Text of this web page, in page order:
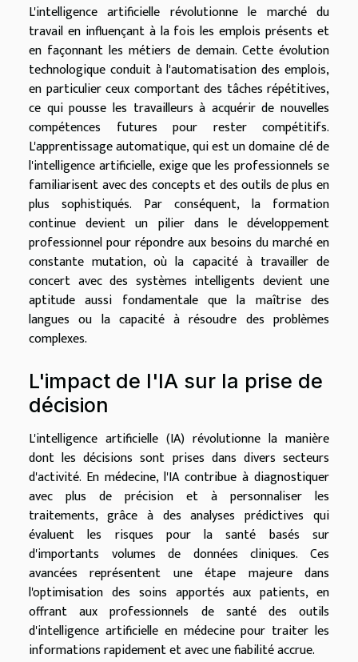
L'intelligence artificielle révolutionne le marché du
travail en influençant à la fois les emplois présents et
en façonnant les métiers de demain. Cette évolution
technologique conduit à l'automatisation des emplois,
en particulier ceux comportant des tâches répétitives,
ce qui pousse les travailleurs à acquérir de nouvelles
compétences futures pour rester compétitifs.
L'apprentissage automatique, qui est un domaine clé de
l'intelligence artificielle, exige que les professionnels se
familiarisent avec des concepts et des outils de plus en
plus sophistiqués. Par conséquent, la formation
continue devient un pilier dans le développement
professionnel pour répondre aux besoins du marché en
constante mutation, où la capacité à travailler de
concert avec des systèmes intelligents devient une
aptitude aussi fondamentale que la maîtrise des
langues ou la capacité à résoudre des problèmes
complexes.
L'impact de l'IA sur la prise de
décision
L'intelligence artificielle (IA) révolutionne la manière
dont les décisions sont prises dans divers secteurs
d'activité. En médecine, l'IA contribue à diagnostiquer
avec plus de précision et à personnaliser les
traitements, grâce à des analyses prédictives qui
évaluent les risques pour la santé basés sur
d'importants volumes de données cliniques. Ces
avancées représentent une étape majeure dans
l'optimisation des soins apportés aux patients, en
offrant aux professionnels de santé des outils
d'intelligence artificielle en médecine pour traiter les
informations rapidement et avec une fiabilité accrue.